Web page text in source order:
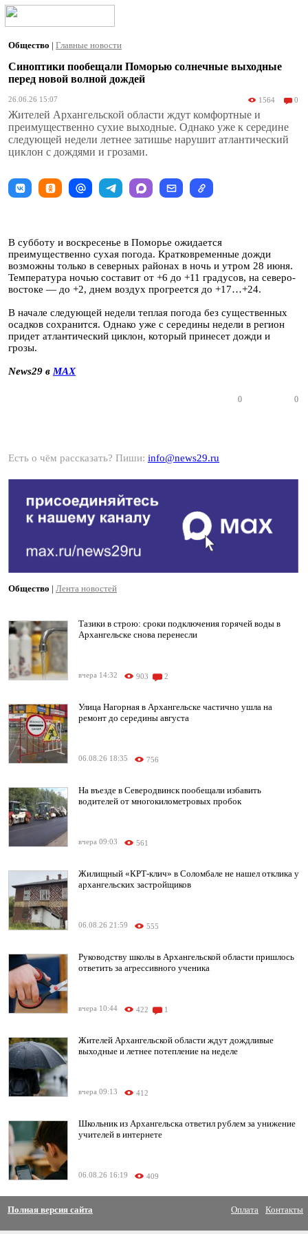
Общество | Главные новости
Синоптики пообещали Поморью солнечные выходные
перед новой волной дождей
26.06.26 15:07 1564 0
Жителей Архангельской области ждут комфортные и
преимущественно сухие выходные. Однако уже к середине
следующей недели летнее затишье нарушит атлантический
циклон с дождями и грозами.
В субботу и воскресенье в Поморье ожидается
преимущественно сухая погода. Кратковременные дожди
возможны только в северных районах в ночь и утром 28 июня.
Температура ночью составит от +6 до +11 градусов, на северо-
востоке — до +2, днем воздух прогреется до +17…+24.
В начале следующей недели теплая погода без существенных
осадков сохранится. Однако уже с середины недели в регион
придет атлантический циклон, который принесет дожди и
грозы.
News29 в MAX
0 0
Есть о чём рассказать? Пиши: info@news29.ru
Общество | Лента новостей
Тазики в строю: сроки подключения горячей воды в
Архангельске снова перенесли
вчера 14:32 903 2
Улица Нагорная в Архангельске частично ушла на
ремонт до середины августа
06.08.26 18:35 756
На въезде в Северодвинск пообещали избавить
водителей от многокилометровых пробок
вчера 09:03 561
Жилищный «КРТ-клич» в Соломбале не нашел отклика у
архангельских застройщиков
06.08.26 21:59 555
Руководству школы в Архангельской области пришлось
ответить за агрессивного ученика
вчера 10:44 422 1
Жителей Архангельской области ждут дождливые
выходные и летнее потепление на неделе
вчера 09:13 412
Школьник из Архангельска ответил рублем за унижение
учителей в интернете
06.08.26 16:19 409
Полная версия сайта Оплата Контакты